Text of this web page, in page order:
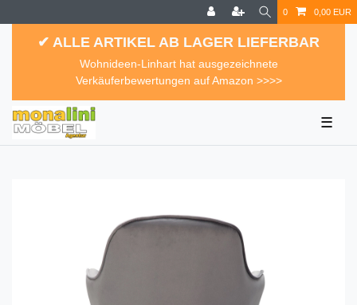
0 0,00 EUR
✔ ALLE ARTIKEL AB LAGER LIEFERBAR
Wohnideen-Linhart hat ausgezeichnete
Verkäuferbewertungen auf Amazon >>>>
☰